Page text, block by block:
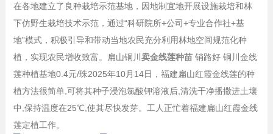
在各地建立了良种栽培示范基地，因地制宜地开展设施栽培和林
下仿野生栽培技术示范，通过“科研院所+公司+专业合作社+基
地”模式，积极引导和带动当地农民充分利用林地空间规范化种
植，实现农民增收致富。扁山铜川 卖金线莲种苗销路好 铜川金线
莲种植基地0.4元/珠2025年10月14日，福建扁山红霞金线莲的种
植方法很简单,可将其种子浸泡氯酸钾溶液后,清洗干净播撒进土壤
中,保持温度在25℃,使其尽快发芽。工人正忙着福建扁山红霞金线
莲定植工作。